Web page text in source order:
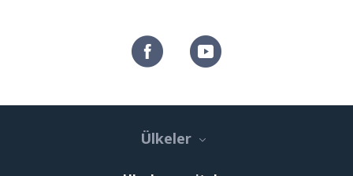
Ülkeler